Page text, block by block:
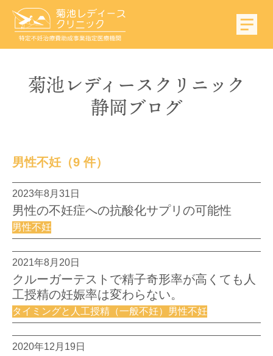
菊池レディース クリニック
静岡ブログ
男性不妊（9 件）
2023年8月31日
男性の不妊症への抗酸化サプリの可能性
男性不妊
2021年8月20日
クルーガーテストで精子奇形率が高くても人
工授精の妊娠率は変わらない。
タイミングと人工授精（一般不妊）男性不妊
2020年12月19日